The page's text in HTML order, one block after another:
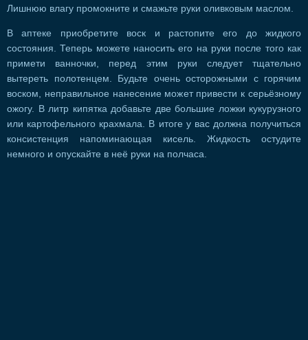
Лишнюю влагу промокните и смажьте руки оливковым маслом.
В аптеке приобретите воск и растопите его до жидкого
состояния. Теперь можете наносить его на руки после того как
примети ванночки, перед этим руки следует тщательно
вытереть полотенцем. Будьте очень осторожными с горячим
воском, неправильное нанесение может привести к серьёзному
ожогу. В литр кипятка добавьте две большие ложки кукурузного
или картофельного крахмала. В итоге у вас должна получиться
консистенция напоминающая кисель. Жидкость остудите
немного и опускайте в неё руки на полчаса.